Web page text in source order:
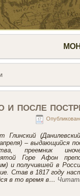
и после
Глинский
– выдающийся
преемник
Горе Афон
и получившей в
Став в 1817 году
в то время в…